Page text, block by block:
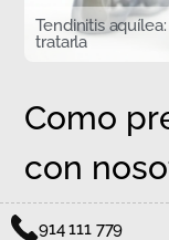
Tendinitis
tratarla
Como
con
914 111 779